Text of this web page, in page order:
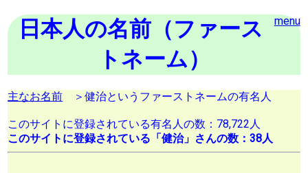
menu
日本人の名前（ファース
トネーム）
主なお名前 ＞健治というファーストネームの有名人
このサイトに登録されている有名人の数：78,722人
このサイトに登録されている「健治」さんの数：38人